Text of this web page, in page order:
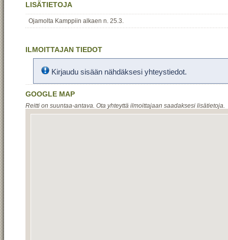
LISÄTIETOJA
Ojamolta Kamppiin alkaen n. 25.3.
ILMOITTAJAN TIEDOT
Kirjaudu sisään nähdäksesi yhteystiedot.
GOOGLE MAP
Reitti on suuntaa-antava. Ota yhteyttä ilmoittajaan saadaksesi lisätietoja.